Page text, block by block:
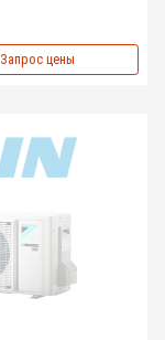
Запрос цены